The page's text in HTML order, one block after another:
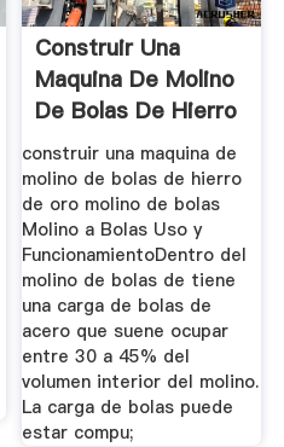
Construir Una
Maquina De Molino
De Bolas De Hierro
De Oro ...
construir una maquina de
molino de bolas de hierro
de oro molino de bolas
Molino a Bolas Uso y
FuncionamientoDentro del
molino de bolas de tiene
una carga de bolas de
acero que suene ocupar
entre 30 a 45% del
volumen interior del molino.
La carga de bolas puede
estar compu;